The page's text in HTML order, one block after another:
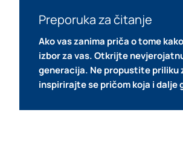
Preporuka za čitanje
Ako vas zanima priča o tome
izbor za vas.Otkrijte
generacija. Ne propustite priliku
inspirirajte se pričom koja i dalje